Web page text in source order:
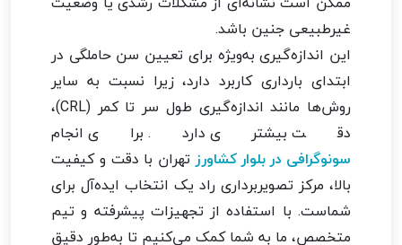
غیرطبیعی جنین باشد.
این اندازه‌گیری به‌ویژه برای تعیین سن حاملگی در
ابتدای بارداری کاربرد دارد، زیرا نسبت به سایر
روش‌ها مانند اندازه‌گیری طول سر تا کمر (CRL)،
دقت بیشتری دارد. برای انجام
سونوگرافی در بلوار کشاورزتهران با دقت و کیفیت
بالا، مرکز تصویربرداری راد یک انتخاب ایده‌آل برای
شماست. با استفاده از تجهیزات پیشرفته و تیم
متخصص، ما به شما کمک می‌کنیم تا به‌طور دقیق